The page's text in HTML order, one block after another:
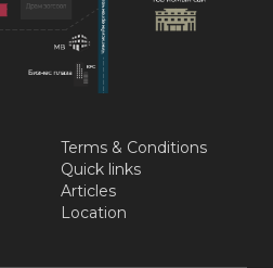
Terms & Conditions
Quick links
Articles
Location